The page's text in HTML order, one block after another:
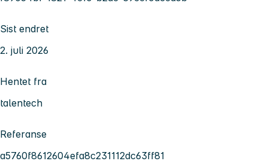
Sist endret
2. juli 2026
Hentet fra
talentech
Referanse
a5760f8612604efa8c231112dc63ff81